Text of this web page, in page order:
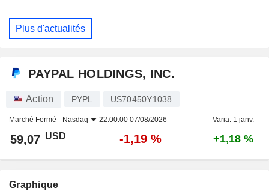
Plus d'actualités
PAYPAL HOLDINGS, INC.
Action PYPL US70450Y1038
Marché Fermé - Nasdaq 22:00:00 07/08/2026 Varia. 1 janv.
59,07 USD -1,19 % +1,18 %
Graphique